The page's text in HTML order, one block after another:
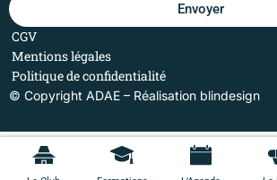
Envoyer
CGV
Mentions légales
Politique de confidentialité
© Copyright ADAE – Réalisation blindesign